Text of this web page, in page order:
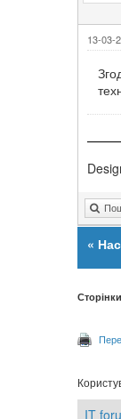
13-03-
«
IT